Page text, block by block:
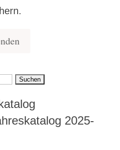
2025-